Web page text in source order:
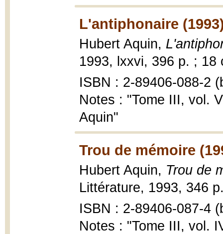
L'antiphonaire
Hubert Aquin,
1993, lxxvi, 396 p. ; 18
ISBN : 2-89406-088-2
Notes : "Tome III, vol.
Aquin"
Trou de mémoire
Hubert Aquin, Trou de
Littérature, 1993, 346
ISBN : 2-89406-087-4
Notes : "Tome III, vol.